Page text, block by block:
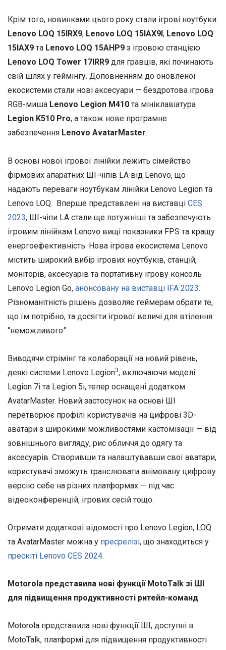
Крім того, новинками цього року стали ігрові ноутбуки
Lenovo LOQ 15IRX9, Lenovo LOQ 15IAX9I , Lenovo LOQ
15IAX9 та Lenovo LOQ 15AHP9 з ігровою станцією
Lenovo LOQ Tower 17IRR9 для гравців, які починають
свій шлях у геймінгу. Доповненням до оновленої
екосистеми стали нові аксесуари — бездротова ігрова
RGB-миша Lenovo Legion M410 та мініклавіатура
Legion K510 Pro, а також нове програмне
забезпечення Lenovo AvatarMaster.
В основі нової ігрової лінійки лежить сімейство
фірмових апаратних ШІ-чіпів LA від Lenovo, що
надають переваги ноутбукам лінійки Lenovo Legion та
Lenovo LOQ. Вперше представлені на виставці CES
2023, ШІ-чіпи LA стали ще потужніші та забезпечують
ігровим лінійкам Lenovo вищі показники FPS та кращу
енергоефективність. Нова ігрова екосистема Lenovo
містить широкий вибір ігрових ноутбуків, станцій,
моніторів, аксесуарів та портативну ігрову консоль
Lenovo Legion Go, анонсовану на виставці IFA 2023.
Різноманітність рішень дозволяє геймерам обрати те,
що їм потрібно, та досягти ігрової величі для втілення
“неможливого”.
Виводячи стрімінг та колаборації на новий рівень,
деякі системи Lenovo Legion3, включаючи моделі
Legion 7i та Legion 5i, тепер оснащені додатком
AvatarMaster. Новий застосунок на основі ШІ
перетворює профілі користувачів на цифрові 3D-
аватари з широкими можливостями кастомізації — від
зовнішнього вигляду, рис обличчя до одягу та
аксесуарів. Створивши та налаштувавши свої аватари,
користувачі зможуть транслювати анімовану цифрову
версію себе на різних платформах — під час
відеоконференцій, ігрових сесій тощо.
Отримати додаткові відомості про Lenovo Legion, LOQ
та AvatarMaster можна у пресрелізі, що знаходиться у
прескіті Lenovo CES 2024.
Motorola представила нові функції MotoTalk зі ШІ
для підвищення продуктивності ритейл-команд
Motorola представила нові функції ШІ, доступні в
MotoTalk, платформі для підвищення продуктивності